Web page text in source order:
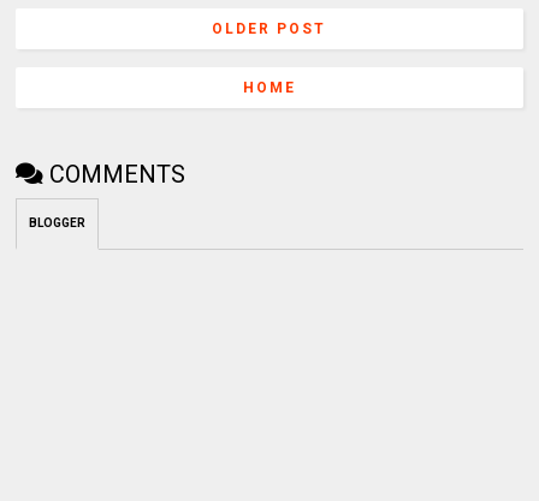
OLDER POST
HOME
COMMENTS
BLOGGER